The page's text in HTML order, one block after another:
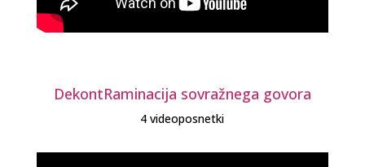
DekontRaminacija sovražnega govora
4 videoposnetki